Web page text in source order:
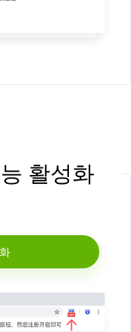
활성화